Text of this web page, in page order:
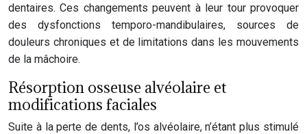
dentaires. Ces changements peuvent à leur tour provoquer
des dysfonctions temporo-mandibulaires, sources de
douleurs chroniques et de limitations dans les mouvements
de la mâchoire.
Résorption osseuse alvéolaire et
modifications faciales
Suite à la perte de dents, l’os alvéolaire, n’étant plus stimulé